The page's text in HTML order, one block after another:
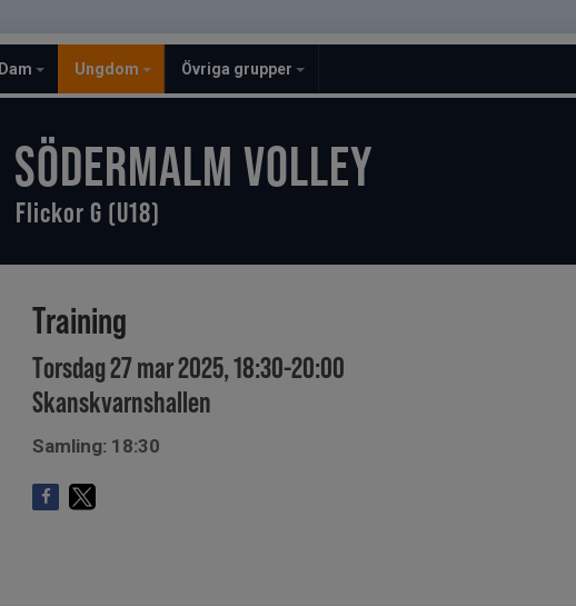
Dam Ungdom Övriga grupper
SÖDERMALM VOLLEY
Flickor G (U18)
Training
Torsdag 27 mar 2025, 18:30-20:00
Skanskvarnshallen
Samling: 18:30